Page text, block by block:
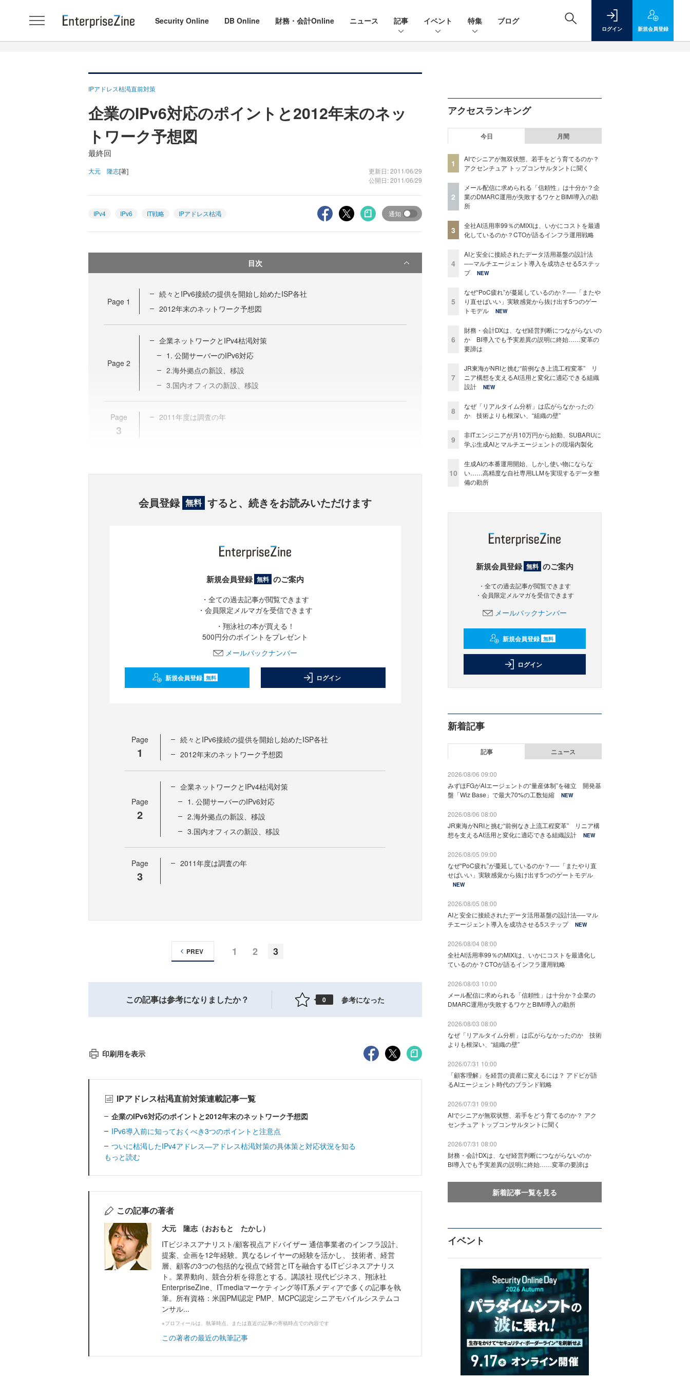
Security Online DB Online 財務・会計Online ニュース 記事 イベント 特集 ブログ
ログイン 新規会員登録
IPアドレス枯渇直前対策
企業のIPv6対応のポイントと2012年末のネッ
トワーク予想図
最終回
大元 隆志[著]
更新日: 2011/06/29
公開日: 2011/06/29
IPv4 IPv6 IT戦略 IPアドレス枯渇 通知
目次
Page 1
続々とIPv6接続の提供を開始し始めたISP各社
2012年末のネットワーク予想図
Page 2
企業ネットワークとIPv4枯渇対策
1. 公開サーバーのIPv6対応
2.海外拠点の新設、移設
3.国内オフィスの新設、移設
Page
3
2011年度は調査の年
会員登録 無料 すると、続きをお読みいただけます
新規会員登録 無料 のご案内
・全ての過去記事が閲覧できます
・会員限定メルマガを受信できます
・翔泳社の本が買える！
500円分のポイントをプレゼント
メールバックナンバー
新規会員登録 無料 ログイン
Page
1
続々とIPv6接続の提供を開始し始めたISP各社
2012年末のネットワーク予想図
Page
2
企業ネットワークとIPv4枯渇対策
1. 公開サーバーのIPv6対応
2.海外拠点の新設、移設
3.国内オフィスの新設、移設
Page
3
2011年度は調査の年
1 2 3
PREV
この記事は参考になりましたか？ 0 参考になった
印刷用を表示
IPアドレス枯渇直前対策連載記事一覧
企業のIPv6対応のポイントと2012年末のネットワーク予想図
IPv6導入前に知っておくべき3つのポイントと注意点
ついに枯渇したIPv4アドレス―アドレス枯渇対策の具体策と対応状況を知る
もっと読む
この記事の著者
大元 隆志（おおもと たかし）
ITビジネスアナリスト/顧客視点アドバイザー 通信事業者のインフラ設計、
提案、企画を12年経験。異なるレイヤーの経験を活かし、 技術者、経営
層、顧客の3つの包括的な視点で経営とITを融合するITビジネスアナリス
ト。業界動向、競合分析を得意とする。講談社 現代ビジネス、翔泳社
EnterpriseZine、ITmediaマーケティング等IT系メディアで多くの記事を執
筆。所有資格：米国PMI認定 PMP、MCPC認定シニアモバイルシステムコ
ンサル...
※プロフィールは、執筆時点、または直近の記事の寄稿時点での内容です
この著者の最近の執筆記事
アクセスランキング
今日 月間
1
AIでシニアが無双状態、若手をどう育てるのか？
アクセンチュア トップコンサルタントに聞く
2
メール配信に求められる「信頼性」は十分か？企
業のDMARC運用が失敗するワケとBIMI導入の勘
所
3
全社AI活用率99％のMIXIは、いかにコストを最適
化しているのか？CTOが語るインフラ運用戦略
4
AIと安全に接続されたデータ活用基盤の設計法
──マルチエージェント導入を成功させる5ステッ
プ
NEW
5
なぜ“PoC疲れ”が蔓延しているのか？──「またや
り直せばいい」実験感覚から抜け出す5つのゲー
トモデル
NEW
6
財務・会計DXは、なぜ経営判断につながらないの
か BI導入でも予実差異の説明に終始……変革の
要諦は
7
JR東海がNRIと挑む“前例なき上流工程変革” リ
ニア構想を支えるAI活用と変化に適応できる組織
設計
NEW
8
なぜ「リアルタイム分析」は広がらなかったの
か 技術よりも根深い、“組織の壁”
9
非ITエンジニアが月10万円から始動、SUBARUに
学ぶ生成AIとマルチエージェントの現場内製化
10
生成AIの本番運用開始、しかし使い物にならな
い……高精度な自社専用LLMを実現するデータ整
備の勘所
新規会員登録 無料 のご案内
・全ての過去記事が閲覧できます
・会員限定メルマガを受信できます
メールバックナンバー
新規会員登録 無料
ログイン
新着記事
記事 ニュース
2026/08/06 09:00
みずほFGがAIエージェントの“量産体制”を確立 開発基
盤「Wiz Base」で最大70%の工数短縮
NEW
2026/08/06 08:00
JR東海がNRIと挑む“前例なき上流工程変革” リニア構
想を支えるAI活用と変化に適応できる組織設計
NEW
2026/08/05 09:00
なぜ“PoC疲れ”が蔓延しているのか？──「またやり直
せばいい」実験感覚から抜け出す5つのゲートモデル
NEW
2026/08/05 08:00
AIと安全に接続されたデータ活用基盤の設計法──マル
チエージェント導入を成功させる5ステップ
NEW
2026/08/04 08:00
全社AI活用率99％のMIXIは、いかにコストを最適化し
ているのか？CTOが語るインフラ運用戦略
2026/08/03 10:00
メール配信に求められる「信頼性」は十分か？企業の
DMARC運用が失敗するワケとBIMI導入の勘所
2026/08/03 08:00
なぜ「リアルタイム分析」は広がらなかったのか 技術
よりも根深い、“組織の壁”
2026/07/31 10:00
「顧客理解」を経営の資産に変えるには？ アドビが語
るAIエージェント時代のブランド戦略
2026/07/31 09:00
AIでシニアが無双状態、若手をどう育てるのか？ アク
センチュア トップコンサルタントに聞く
2026/07/31 08:00
財務・会計DXは、なぜ経営判断につながらないのか
BI導入でも予実差異の説明に終始……変革の要諦は
新着記事一覧を見る
イベント